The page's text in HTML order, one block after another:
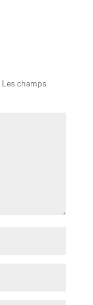
Les champs